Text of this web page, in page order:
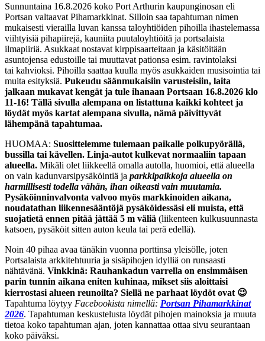
Sunnuntaina 16.8.2026 koko Port Arthurin kaupunginosan eli
Portsan valtaavat Pihamarkkinat. Silloin saa tapahtuman nimen
mukaisesti vierailla luvan kanssa taloyhtiöiden pihoilla ihastelemassa
viihtyisiä pihapiirejä, kauniita puutaloyhtiöitä ja portsalaista
ilmapiiriä. Asukkaat nostavat kirppisaarteitaan ja käsitöitään
asuntojensa edustoille tai muuttavat pationsa esim. ravintolaksi
tai kahvioksi. Pihoilla saattaa kuulla myös asukkaiden musisointia tai
muita esityksiä. Pukeudu säänmukaisiin varusteisiin, laita
jalkaan mukavat kengät ja tule ihanaan Portsaan 16.8.2026 klo
11-16! Tällä sivulla alempana on listattuna kaikki kohteet ja
löydät myös kartat alempana sivulla, nämä päivittyvät
lähempänä tapahtumaa.
HUOMAA: Suosittelemme tulemaan paikalle polkupyörällä,
bussilla tai kävellen. Linja-autot kulkevat normaaliin tapaan
alueella. Mikäli olet liikkeellä omalla autolla, huomioi, että alueella
on vain kadunvarsipysäköintiä ja parkkipaikkoja alueella on
harmillisesti todella vähän, ihan oikeasti vain muutamia.
Pysäköinninvalvonta valvoo myös markkinoiden aikana,
noudatathan liikennesääntöjä pysäköidessäsi eli muista, että
suojatietä ennen pitää jättää 5 m väliä (liikenteen kulkusuunnasta
katsoen, pysäköit sitten auton keula tai perä edellä).
Noin 40 pihaa avaa tänäkin vuonna porttinsa yleisölle, joten
Portsalaista arkkitehtuuria ja sisäpihojen idylliä on runsaasti
nähtävänä. Vinkkinä: Rauhankadun varrella on ensimmäisen
parin tunnin aikana eniten kuhinaa, mikset siis aloittaisi
kierrostasi alueen reunoilta? Siellä ne parhaat löydöt ovat 😉
Tapahtuma löytyy Facebookista nimellä: Portsan Pihamarkkinat
2026. Tapahtuman keskustelusta löydät pihojen mainoksia ja muuta
tietoa koko tapahtuman ajan, joten kannattaa ottaa sivu seurantaan
koko päiväksi.